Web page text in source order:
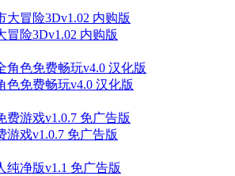
冒险3Dv1.02 内购版
色免费畅玩v4.0 汉化版
游戏v1.0.7 免广告版